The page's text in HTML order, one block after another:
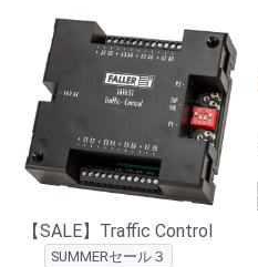
【SALE】Traffic Control
SUMMERセール３